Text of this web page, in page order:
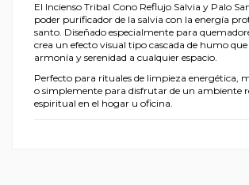
El Incienso Tribal Cono Reflujo Salvia y Palo
poder purificador de la salvia con la energía
santo. Diseñado especialmente para
crea un efecto visual tipo cascada de humo
armonía y serenidad a cualquier espacio.
Perfecto para rituales de limpieza energética,
o simplemente para disfrutar de un ambiente
espiritual en el hogar u oficina.